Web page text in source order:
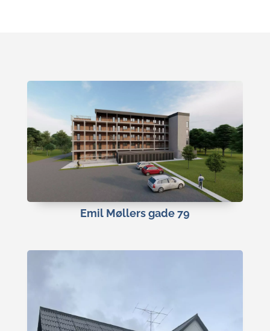
Emil Møllers gade 79